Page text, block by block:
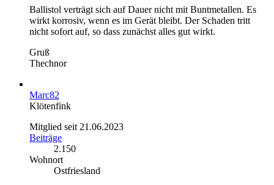
Ballistol verträgt sich auf Dauer nicht mit Buntmetallen. Es
wirkt korrosiv, wenn es im Gerät bleibt. Der Schaden tritt
nicht sofort auf, so dass zunächst alles gut wirkt.
Gruß
Thechnor
Marc82
Klötenfink
Mitglied seit 21.06.2023
Beiträge
2.150
Wohnort
Ostfriesland